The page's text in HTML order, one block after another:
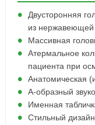
Двусторонняя
из нержавеющей
Массивная
Атермальное
пациента при
Анатомическая
А-образный
Именная
Стильный дизайн.